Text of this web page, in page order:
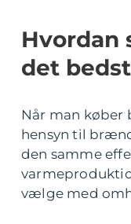
Hvordan
det
Når man
hensyn til
den samme
vælge med